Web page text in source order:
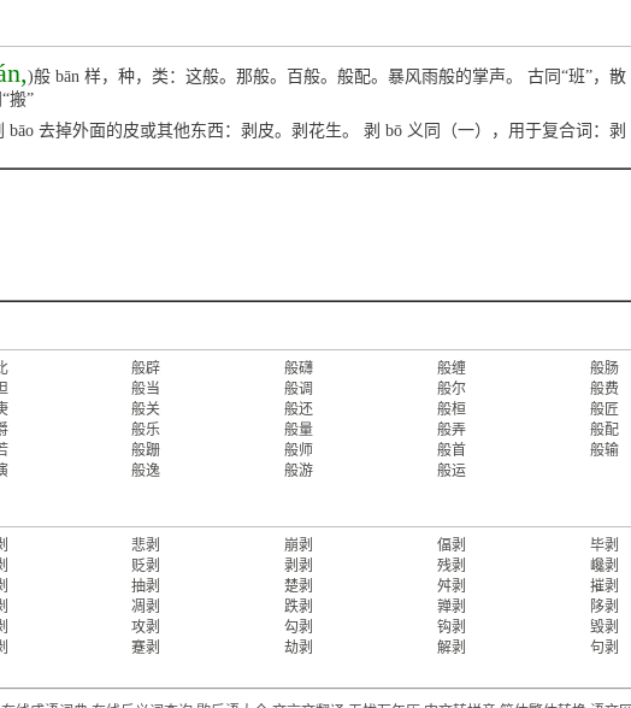
)般 bān 样，种，类：这般。那般。百般。般配。暴风雨般的掌声。 古同“班”，散
搬”
bāo 去掉外面的皮或其他东西：剥皮。剥花生。 剥 bō 义同（一），用于复合词：剥
般辟 般礴 般缠
般肠
般当 般调 般尔
般费
般关 般还 般桓
般匠
般乐 般量 般弄
般配
般跚 般师 般首
般输
般逸 般游 般运
悲剥 崩剥 偪剥
毕剥
贬剥 剥剥 残剥
巉剥
抽剥 楚剥 舛剥
摧剥
凋剥 跌剥 亸剥
陊剥
攻剥 勾剥 钩剥
毁剥
蹇剥 劫剥 解剥 句剥